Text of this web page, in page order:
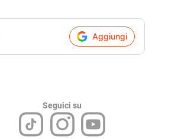
Aggiungi
Seguici su